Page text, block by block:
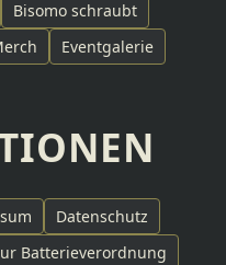
Bisomo schraubt
Eventgalerie
Datenschutz
Batterieverordnung